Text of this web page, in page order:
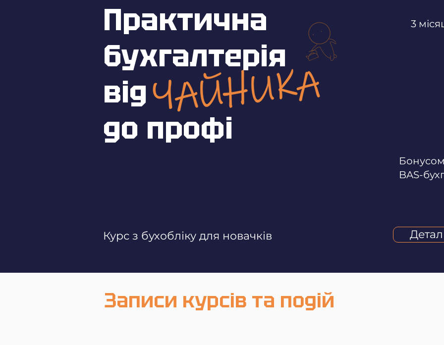
Практична
бухгалтерія
від
до профі
Курс з бухобліку для новачків
3
BAS-
Записи курсів та подій